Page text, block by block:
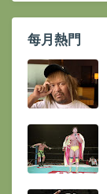
每月熱門